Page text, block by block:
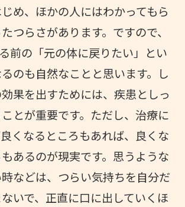
め、ほかの人にはわかってもら
つらさがあります。ですので、
前の「元の体に戻りたい」とい
のも自然なことと思います。し
果を出すためには、疾患としっ
とが重要です。ただし、治療に
くなるところもあれば、良くな
あるのが現実です。思うような
などは、つらい気持ちを自分だ
いで、正直に口に出していくほ